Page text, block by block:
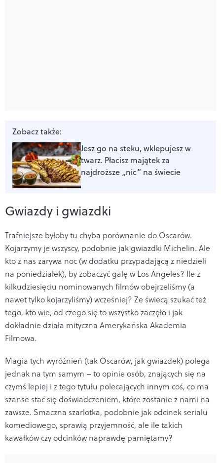
Zobacz także:
Jesz go na steku, wklepujesz w
twarz. Płacisz majątek za
najdroższe „nic” na świecie
Gwiazdy i gwiazdki
Trafniejsze byłoby tu chyba porównanie do Oscarów.
Kojarzymy je wszyscy, podobnie jak gwiazdki Michelin. Ale
kto z nas zarywa noc (w dodatku przypadającą z niedzieli
na poniedziałek), by zobaczyć galę w Los Angeles? Ile z
kilkudziesięciu nominowanych filmów obejrzeliśmy (a
nawet tylko kojarzyliśmy) wcześniej? Ze świecą szukać też
tego, kto wie, od czego się to wszystko zaczęło i jak
dokładnie działa mityczna Amerykańska Akademia
Filmowa.
Magia tych wyróżnień (tak Oscarów, jak gwiazdek) polega
jednak na tym samym – to opinie osób, znających się na
czymś lepiej i z tego tytułu polecających innym coś, co ma
szanse stać się doświadczeniem, które zostanie z nami na
zawsze. Smaczna szarlotka, podobnie jak odcinek serialu
komediowego, sprawią przyjemność, ale ile takich
kawałków czy odcinków naprawdę pamiętamy?